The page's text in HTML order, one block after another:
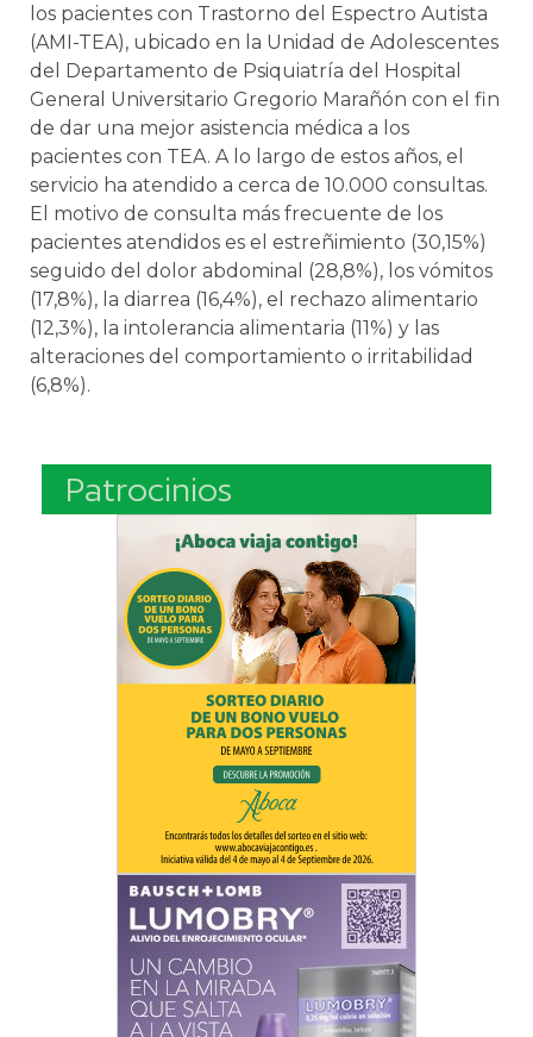
los pacientes con Trastorno del Espectro Autista
(AMI-TEA), ubicado en la Unidad de Adolescentes
del Departamento de Psiquiatría del Hospital
General Universitario Gregorio Marañón con el fin
de dar una mejor asistencia médica a los
pacientes con TEA. A lo largo de estos años, el
servicio ha atendido a cerca de 10.000 consultas.
El motivo de consulta más frecuente de los
pacientes atendidos es el estreñimiento (30,15%)
seguido del dolor abdominal (28,8%), los vómitos
(17,8%), la diarrea (16,4%), el rechazo alimentario
(12,3%), la intolerancia alimentaria (11%) y las
alteraciones del comportamiento o irritabilidad
(6,8%).
Patrocinios